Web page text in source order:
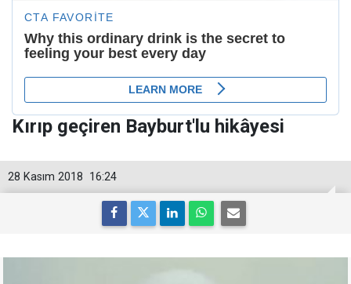
Kırıp geçiren Bayburt'lu hikâyesi
16:24
28 Kasım 2018